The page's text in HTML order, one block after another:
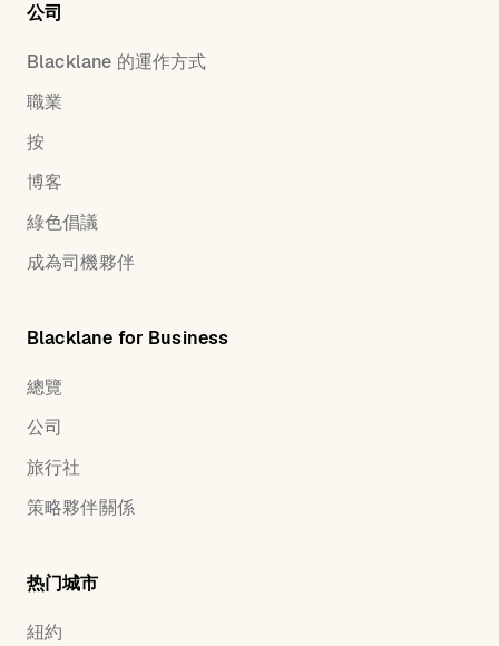
公司
Blacklane 的運作方式
職業
按
博客
綠色倡議
成為司機夥伴
Blacklane for Business
總覽
公司
旅行社
策略夥伴關係
热门城市
紐約